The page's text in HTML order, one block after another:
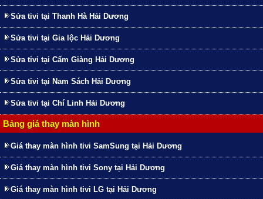
Sửa tivi tại Thanh Hà Hải Dương
Sửa tivi tại Gia lộc Hải Dương
Sửa tivi tại Cẩm Giàng Hải Dương
Sửa tivi tại Nam Sách Hải Dương
Sửa tivi tại Chí Linh Hải Dương
Bảng giá thay màn hình
Giá thay màn hình tivi SamSung tại Hải Dương
Giá thay màn hình tivi Sony tại Hải Dương
Giá thay màn hình tivi LG tại Hải Dương